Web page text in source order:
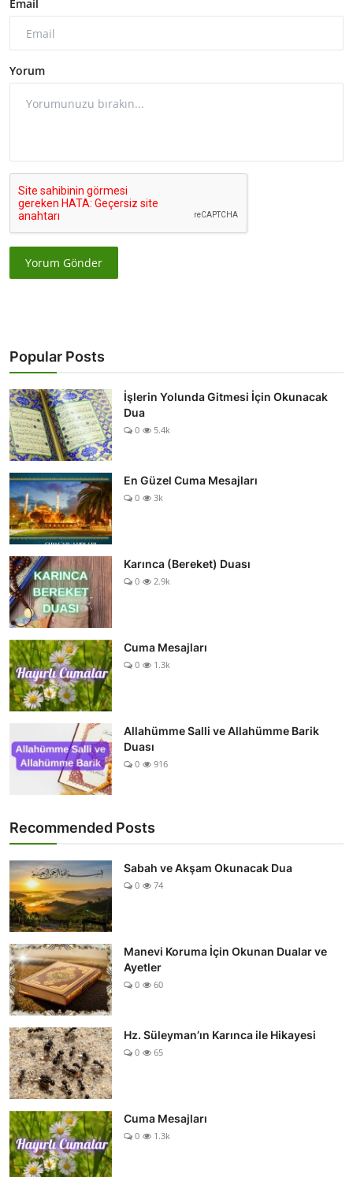
Email
Yorum
Yorum Gönder
Popular Posts
İşlerin Yolunda Gitmesi İçin Okunacak
Dua
0 5.4k
En Güzel Cuma Mesajları
0 3k
Karınca (Bereket) Duası
0 2.9k
Cuma Mesajları
0 1.3k
Allahümme Salli ve Allahümme Barik
Duası
0 916
Recommended Posts
Sabah ve Akşam Okunacak Dua
0 74
Manevi Koruma İçin Okunan Dualar ve
Ayetler
0 60
Hz. Süleyman’ın Karınca ile Hikayesi
0 65
Cuma Mesajları
0 1.3k